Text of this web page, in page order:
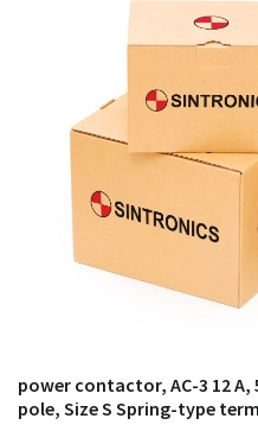
módulos antiguos a un alto
de módulos descontinuados
power contactor, AC-3 12 A,
pole, Size S Spring-type